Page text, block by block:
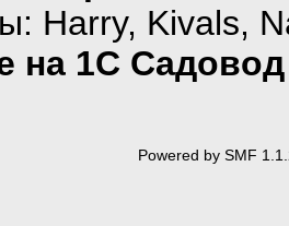
Harry, Kivals,
на 1С
Powered by SMF